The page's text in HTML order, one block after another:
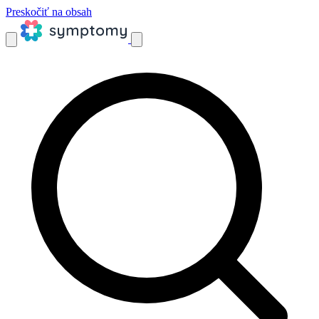
Preskočiť na obsah